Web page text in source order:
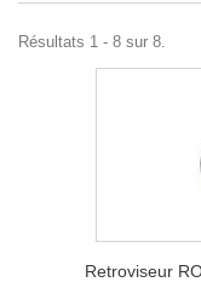
Résultats 1 - 8 sur 8.
Retroviseur